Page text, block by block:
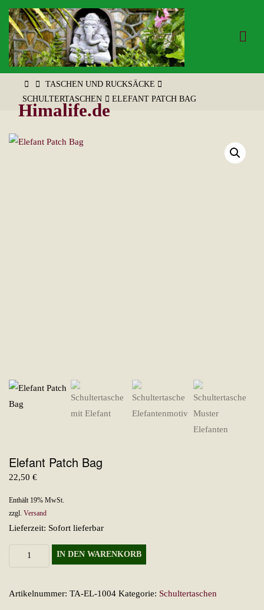
Zum
Inhalt
springen
Himalife.de
START
TASCHEN UND RUCKSÄCKE
SCHULTERTASCHEN
ELEFANT PATCH BAG
Elefant Patch Bag
22,50€
Enthält 19% MwSt.
zzgl.Versand
Lieferzeit: Sofort lieferbar
Elefant
Menge
IN DEN WARENKORB
Artikelnummer:TA-EL-1004 Kategorie: Schultertaschen